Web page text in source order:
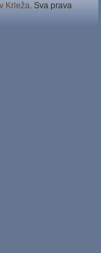
Krleža. Sva prava